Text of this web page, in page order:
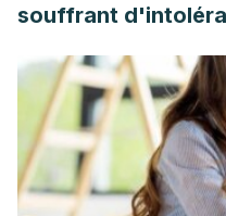
souffrant